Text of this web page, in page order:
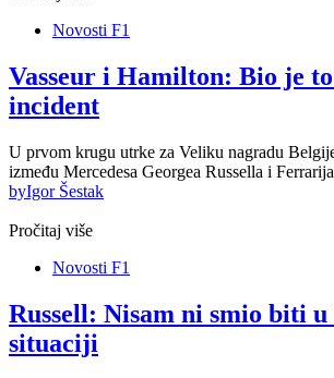
Novosti F1
Vasseur i Hamilton: Bio je
incident
U prvom krugu utrke za Veliku nagradu
između Mercedesa Georgea Russella i
byIgor Šestak
Pročitaj više
Novosti F1
Russell: Nisam ni smio biti
situaciji